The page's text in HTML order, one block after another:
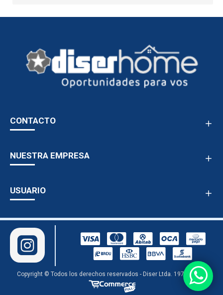
CONTACTO
NUESTRA EMPRESA
USUARIO
Copyright © Todos los derechos reservados - Diser Ltda. 1978 - 2024